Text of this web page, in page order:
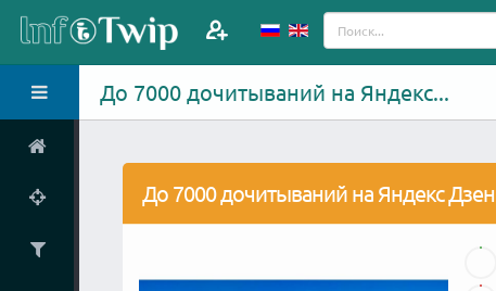
До 7000 дочитываний на Яндекс...
До 7000 дочитываний на Яндекс Дзен